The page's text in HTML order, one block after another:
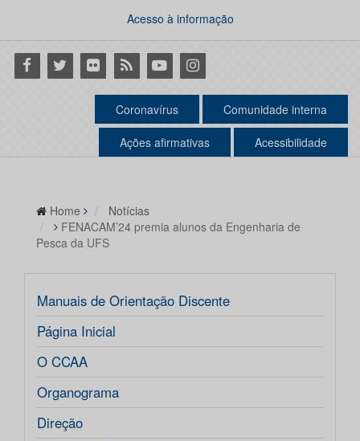
Acesso à informação
Facebook
Twitter Flickr RSS YoutubeInstagram
Coronavírus Comunidade interna
Ações afirmativas Acessibilidade
Home
Notícias
FENACAM’24 premia alunos da Engenharia de
Pesca da UFS
Manuais de Orientação Discente
Página Inicial
O CCAA
Organograma
Direção